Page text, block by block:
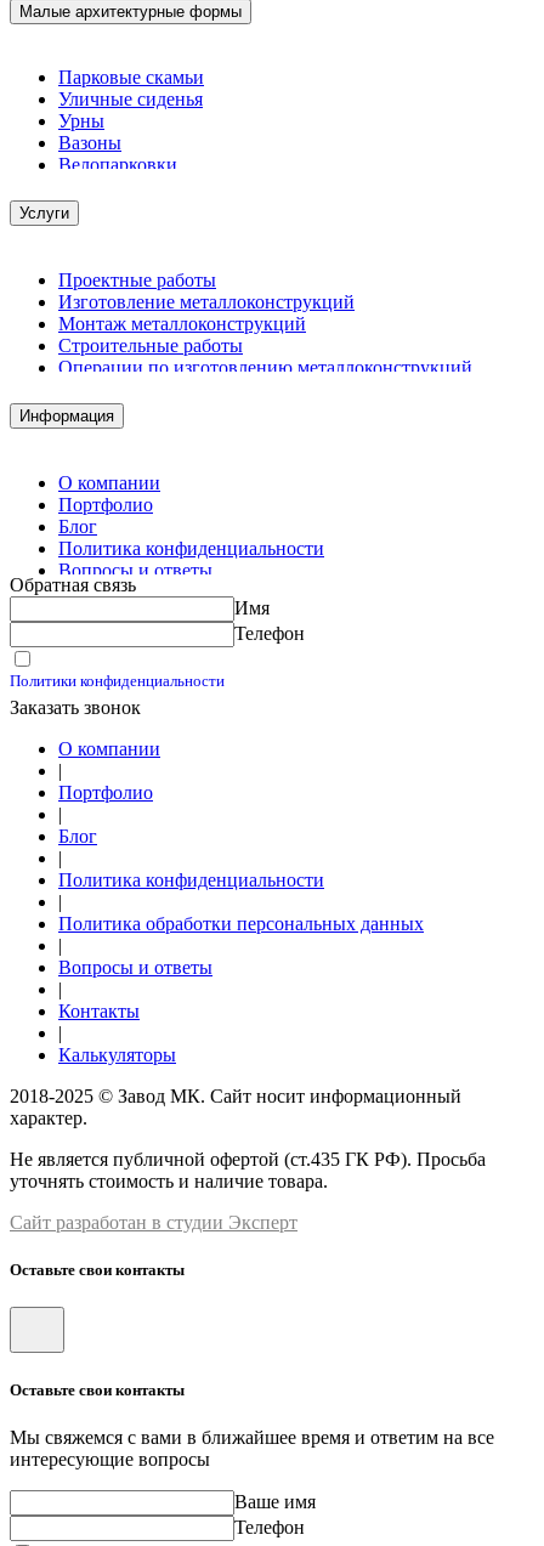
Малые архитектурные формы
Парковые скамьи
Уличные сиденья
Урны
Вазоны
Велопарковки
Услуги
Проектные работы
Изготовление металлоконструкций
Монтаж металлоконструкций
Строительные работы
Операции по изготовлению металлоконструкций
Комплектация металлопроката
Изготовление винтовых свай
Информация
О компании
Портфолио
Блог
Политика конфиденциальности
Вопросы и ответы
Контакты
Обратная связь
Имя
Телефон
Политики конфиденциальности
Заказать звонок
О компании
|
Портфолио
|
Блог
|
Политика конфиденциальности
|
Политика обработки персональных данных
|
Вопросы и ответы
|
Контакты
|
Калькуляторы
2018-2025 © Завод МК. Сайт носит информационный
характер.
Не является публичной офертой (ст.435 ГК РФ). Просьба
уточнять стоимость и наличие товара.
Сайт разработан в студии Эксперт
Оставьте свои контакты
Оставьте свои контакты
Мы свяжемся с вами в ближайшее время и ответим на все
интересующие вопросы
Ваше имя
Телефон